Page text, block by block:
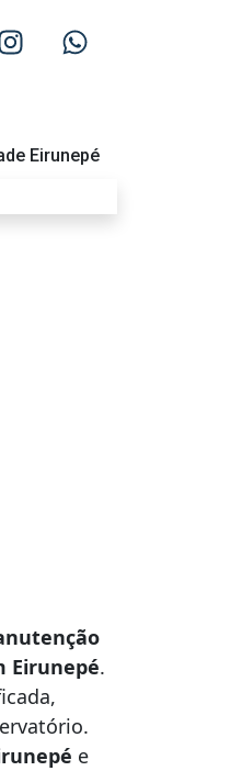
Eirunepé
Eirunepé.
e